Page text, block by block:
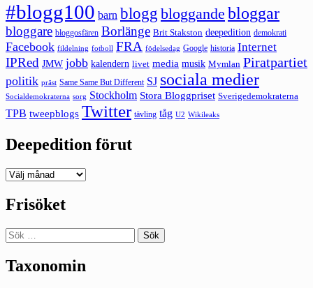
#blogg100 barn blogg bloggande bloggar
bloggare bloggosfären Borlänge Brit Stakston deepedition demokrati
Facebook fildelning fotboll FRA födelsedag Google historia Internet
IPRed JMW jobb kalendern livet media musik Mymlan Piratpartiet
politik präst Same Same But Different SJ sociala medier
Socialdemokraterna sorg Stockholm Stora Bloggpriset Sverigedemokraterna
TPB tweepblogs Twitter tävling tåg U2 Wikileaks
Deepedition förut
Deepedition
Frisöket
Sök
efter:
Taxonomin